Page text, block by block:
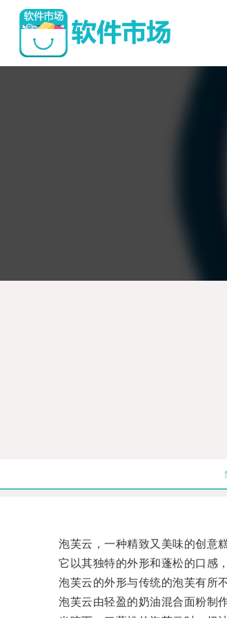
泡芙云，一种精致又美味的创意糕
它以其独特的外形和蓬松的口感，
泡芙云的外形与传统的泡芙有所不
泡芙云由轻盈的奶油混合面粉制作